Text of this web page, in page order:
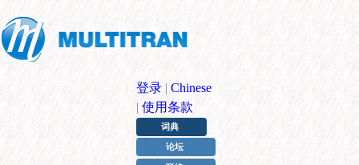
登录 | Chinese
| 使用条款
词典
论坛